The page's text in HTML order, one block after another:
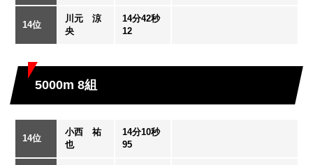
14位
川元 涼
央
14分42秒
12
5000m 8組
14位
小西 祐
也
14分10秒
95